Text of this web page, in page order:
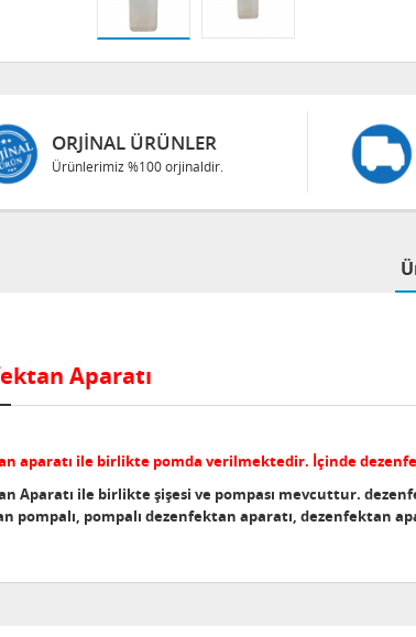
ORJINAL ÜRÜNLER
Ürünlerimiz %100 orjinaldir.
Aparatı
aparatı ile birlikte pomda verilmektedir. İçinde
Aparatı ile birlikte şişesi ve pompası mevcuttur.
pompalı, pompalı dezenfektan aparatı, dezenfektan